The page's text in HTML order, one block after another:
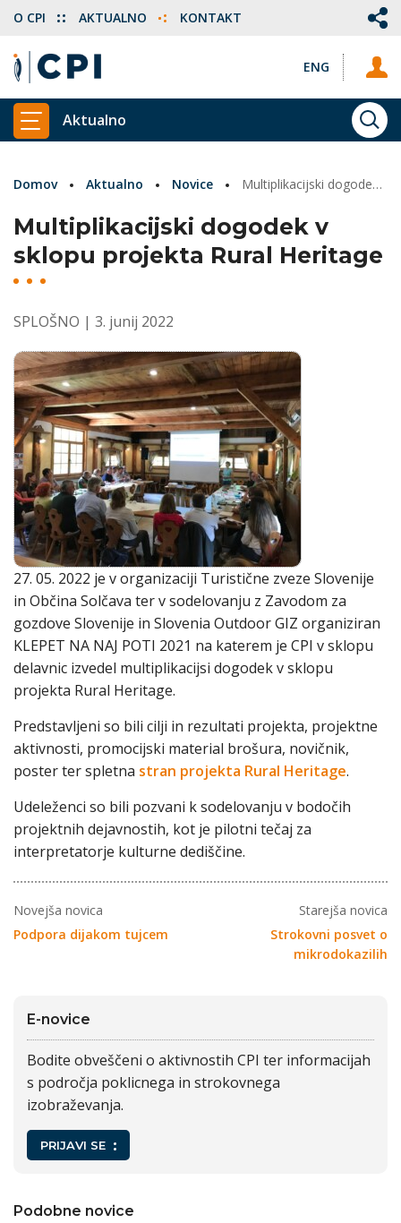
ENG
O CPI AKTUALNO KONTAKT
PRIKAŽI GLAVNI MENI
Aktualno
Domov Aktualno Novice Multiplikacijski dogodek v sklopu projekta Rural Heritage
Multiplikacijski dogodek v
sklopu projekta Rural Heritage
SPLOŠNO | 3. junij 2022
27. 05. 2022 je v organizaciji Turistične zveze Slovenije
in Občina Solčava ter v sodelovanju z Zavodom za
gozdove Slovenije in Slovenia Outdoor GIZ organiziran
KLEPET NA NAJ POTI 2021 na katerem je CPI v sklopu
delavnic izvedel multiplikacijsi dogodek v sklopu
projekta Rural Heritage.
Predstavljeni so bili cilji in rezultati projekta, projektne
aktivnosti, promocijski material brošura, novičnik,
poster ter spletna stran projekta Rural Heritage.
Udeleženci so bili pozvani k sodelovanju v bodočih
projektnih dejavnostih, kot je pilotni tečaj za
interpretatorje kulturne dediščine.
Novejša novica
Podpora dijakom tujcem
Starejša novica
Strokovni posvet o
mikrodokazilih
E-novice
Bodite obveščeni o aktivnostih CPI ter informacijah
s področja poklicnega in strokovnega
izobraževanja.
PRIJAVI SE
Podobne novice